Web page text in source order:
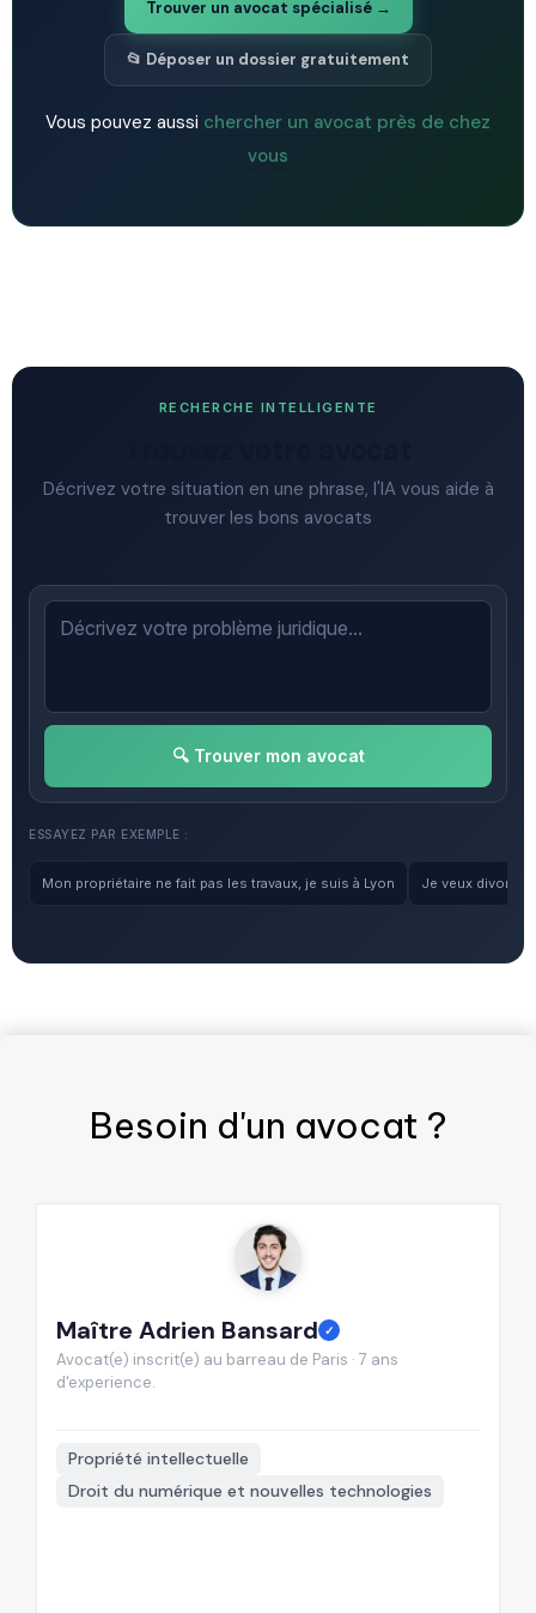
Trouver un avocat spécialisé →
📂 Déposer un dossier gratuitement
Vous pouvez aussi chercher un avocat près de chez
vous
RECHERCHE INTELLIGENTE
Décrivez votre situation en une phrase, l'IA vous aide à
trouver les bons avocats
🔍 Trouver mon avocat
ESSAYEZ PAR EXEMPLE :
Mon propriétaire ne fait pas les travaux, je suis à Lyon Je veux
Besoin d'un avocat ?
Maître Adrien Bansard ✓
Avocat(e) inscrit(e) au barreau de Paris · 7 ans
d'experience.
Propriété intellectuelle
Droit du numérique et nouvelles technologies